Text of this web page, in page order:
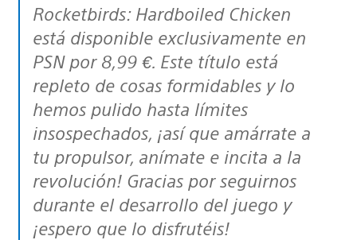
Rocketbirds: Hardboiled Chicken
está disponible exclusivamente en
PSN por 8,99 €. Este título está
repleto de cosas formidables y lo
hemos pulido hasta límites
insospechados, ¡así que amárrate a
tu propulsor, anímate e incita a la
revolución! Gracias por seguirnos
durante el desarrollo del juego y
¡espero que lo disfrutéis!